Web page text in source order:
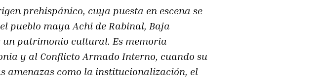
prehispánico, cuya puesta en escena se
pueblo maya Achi de Rabinal, Baja
un patrimonio cultural. Es memoria
y al Conflicto Armado Interno, cuando su
amenazas como la institucionalización, el